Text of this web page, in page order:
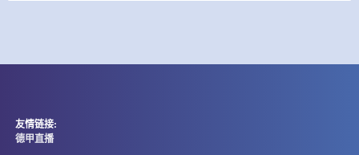
萨格勒布火车头 0 - 0 HNK哥里卡
友情链接:
德甲直播